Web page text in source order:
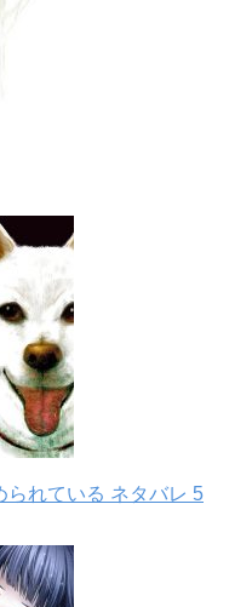
られている ネタバレ 5